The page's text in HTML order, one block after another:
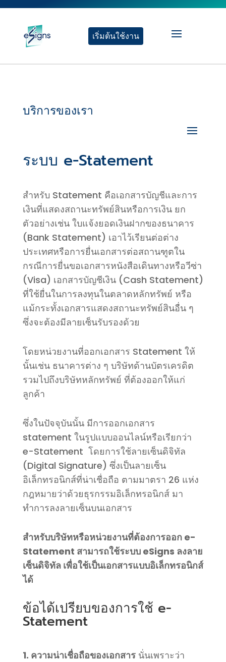
เริ่มต้นใช้งาน
บริการของเรา
ระบบ e-Statement
สำหรับ Statement คือเอกสารบัญชีและการ
เงินที่แสดงสถานะทรัพย์สินหรือการเงิน ยก
ตัวอย่างเช่น ใบแจ้งยอดเงินฝากของธนาคาร
(Bank Statement) เอาไว้เรียนต่อต่าง
ประเทศหรือการยื่นเอกสารต่อสถานฑูตใน
กรณีการยื่นขอเอกสารหนังสือเดินทางหรือวีซ่า
(Visa) เอกสารบัญชีเงิน (Cash Statement)
ที่ใช้ยื่นในการลงทุนในตลาดหลักทรัพย์ หรือ
แม้กระทั้งเอกสารแสดงสถานะทรัพย์สินอื่น ๆ
ซึ่งจะต้องมีลายเซ็นรับรองด้วย
โดยหน่วยงานที่ออกเอกสาร Statement ให้
นั้นเช่น ธนาคารต่าง ๆ บริษัทด้านบัตรเครดิต
รวมไปถึงบริษัทหลักทรัพย์ ที่ต้องออกให้แก่
ลูกค้า
ซึ่งในปัจจุบันนั้น มีการออกเอกสาร
statement ในรูปแบบออนไลน์หรือเรียกว่า
e-Statement โดยการใช้ลายเซ็นดิจิทัล
(Digital Signature) ซึ่งเป็นลายเซ็น
อิเล็กทรอนิกส์ที่น่าเชื่อถือ ตามมาตรา 26 แห่ง
กฎหมายว่าด้วยธุรกรรมอิเล็กทรอนิกส์ มา
ทำการลงลายเซ็นบนเอกสาร
สำหรับบริษัทหรือหน่วยงานที่ต้องการออก e-
Statement สามารถใช้ระบบ eSigns ลงลาย
เซ็นดิจิทัล เพื่อใช้เป็นเอกสารแบบอิเล็กทรอนิกส์
ได้
ข้อได้เปรียบของการใช้ e-
Statement
1. ความน่าเชื่อถือของเอกสารนั่นเพราะว่า